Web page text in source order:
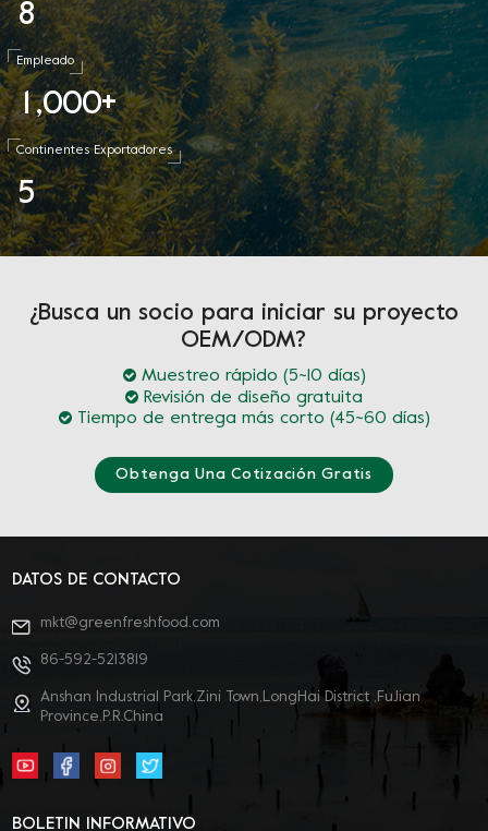
8
Empleado
1 ,000+
Continentes Exportadores
5
¿Busca un socio para iniciar su proyecto
OEM/ODM?
Muestreo rápido (5~10 días)
Revisión de diseño gratuita
Tiempo de entrega más corto (45~60 días)
Obtenga Una Cotización Gratis
DATOS DE CONTACTO
mkt@greenfreshfood.com
86-592-5213819
Anshan Industrial Park,Zini Town,LongHai District ,FuJian
Province,P.R.China
BOLETIN INFORMATIVO